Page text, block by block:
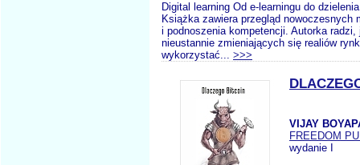
Digital learning Od e-learningu do
Książka zawiera przegląd nowoczesnych
i podnoszenia kompetencji. Autorka
nieustannie zmieniających się realiów
wykorzystać... >>>
VIJAY
FREEDOM
wydanie I